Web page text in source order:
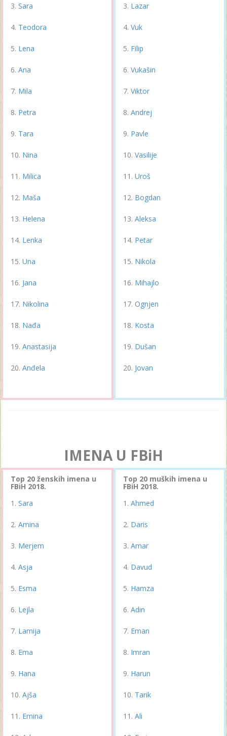
Sara
Teodora
Lena
Ana
Mila
Petra
Tara
Nina
Milica
Maša
Helena
Lenka
Una
Jana
Nikolina
Nađa
Anastasija
Anđela
Lazar
Vuk
Filip
Vukašin
Viktor
Andrej
Pavle
Vasilije
Uroš
Bogdan
Aleksa
Petar
Nikola
Mihajlo
Ognjen
Kosta
Dušan
Jovan
IMENA U FBiH
Top 20 ženskih imena u
FBiH 2018.
Sara
Amina
Merjem
Asja
Esma
Lejla
Lamija
Ema
Hana
Ajša
Emina
Top 20 muških imena u
FBiH 2018.
Ahmed
Daris
Amar
Davud
Hamza
Adin
Eman
Imran
Harun
Tarik
Ali